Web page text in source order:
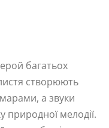
багатьох
створюють
а звуки
природної мелодії.